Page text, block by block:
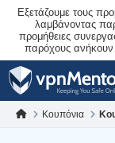
Εξετάζουμε τους
λαμβάνοντας
προμήθειες
παρόχους ανήκουν
Κουπόνια